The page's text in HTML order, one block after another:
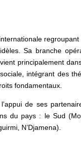
Sa branche
principalement
intégrant des
fondamentaux.
de ses
du pays : le Sud
N’Djamena).